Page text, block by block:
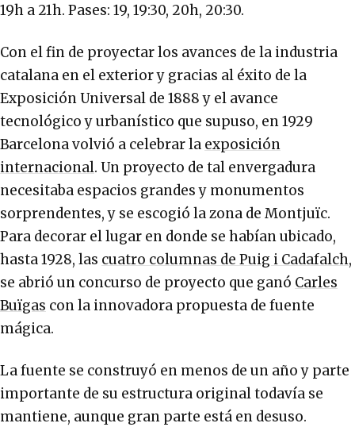
19h a 21h. Pases: 19, 19:30, 20h, 20:30.
Con el fin de proyectar los avances de la industria
catalana en el exterior y gracias al éxito de la
Exposición Universal de 1888 y el avance
tecnológico y urbanístico que supuso, en 1929
Barcelona volvió a celebrar la exposición
internacional. Un proyecto de tal envergadura
necesitaba espacios grandes y monumentos
sorprendentes, y se escogió la zona de Montjuïc.
Para decorar el lugar en donde se habían ubicado,
hasta 1928, las cuatro columnas de Puig i Cadafalch,
se abrió un concurso de proyecto que ganó Carles
Buïgas con la innovadora propuesta de fuente
mágica.
La fuente se construyó en menos de un año y parte
importante de su estructura original todavía se
mantiene, aunque gran parte está en desuso.